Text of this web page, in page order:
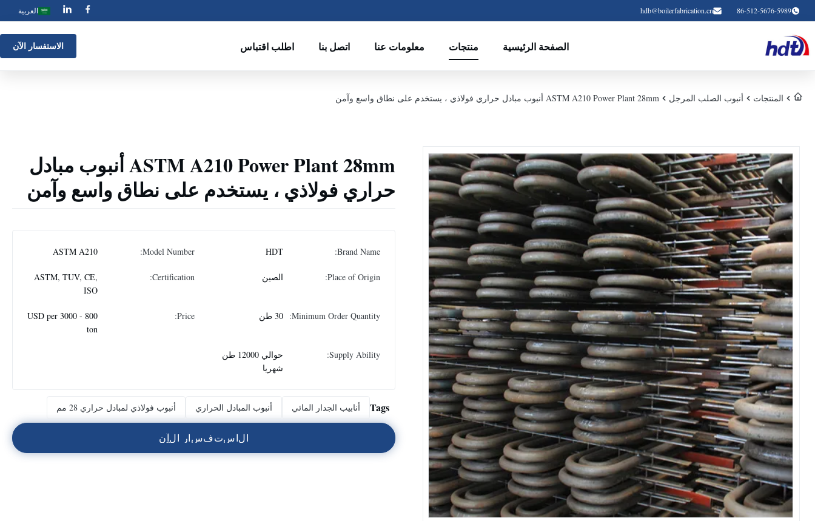
86-512-5676-5989
hdb@boilerfabrication.cn العربية
الصفحة الرئيسية منتجات معلومات عنا اتصل بنا اطلب اقتباس الاستفسار الآن
المنتجات أنبوب الصلب المرجل ASTM A210 Power Plant 28mm أنبوب مبادل حراري فولاذي ، يستخدم على نطاق واسع وآمن
ASTM A210 Power Plant 28mm أنبوب مبادل
حراري فولاذي ، يستخدم على نطاق واسع وآمن
Brand Name:
HDT
Model Number:
ASTM A210
Place of Origin: الصين Certification:
ASTM, TUV, CE,
ISO
Minimum Order Quantity: 30 طن Price:
800 - 3000 USD per
ton
Supply Ability:
حوالي 12000 طن
شهريا
Tags أنابيب الجدار المائي أنبوب المبادل الحراري أنبوب فولاذي لمبادل حراري 28 مم
الاستفسار الآن